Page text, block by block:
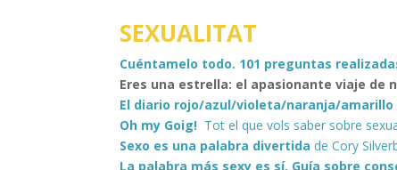
SEXUALITAT
Cuéntamelo todo. 101 preguntas
Eres una estrella: el apasionante viaje de
El diario rojo/azul/violeta/naranja/amarillo
Oh my Goig! Tot el que vols saber sobre
Sexo es una palabra divertida de Cory
La palabra más sexy es sí. Guía sobre